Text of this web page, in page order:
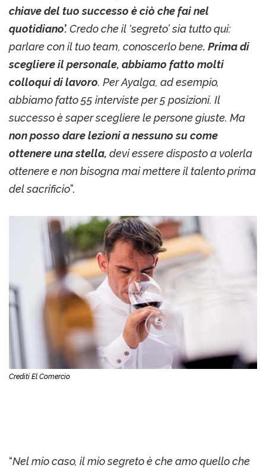
chiave del tuo successo è ciò che fai nel
quotidiano’. Credo che il ‘segreto’ sia tutto qui:
parlare con il tuo team, conoscerlo bene. Prima di
scegliere il personale, abbiamo fatto molti
colloqui di lavoro. Per Ayalga, ad esempio,
abbiamo fatto 55 interviste per 5 posizioni. Il
successo è saper scegliere le persone giuste. Ma
non posso dare lezioni a nessuno su come
ottenere una stella, devi essere disposto a volerla
ottenere e non bisogna mai mettere il talento prima
del sacrificio”.
Crediti El Comercio
“Nel mio caso, il mio segreto è che amo quello che